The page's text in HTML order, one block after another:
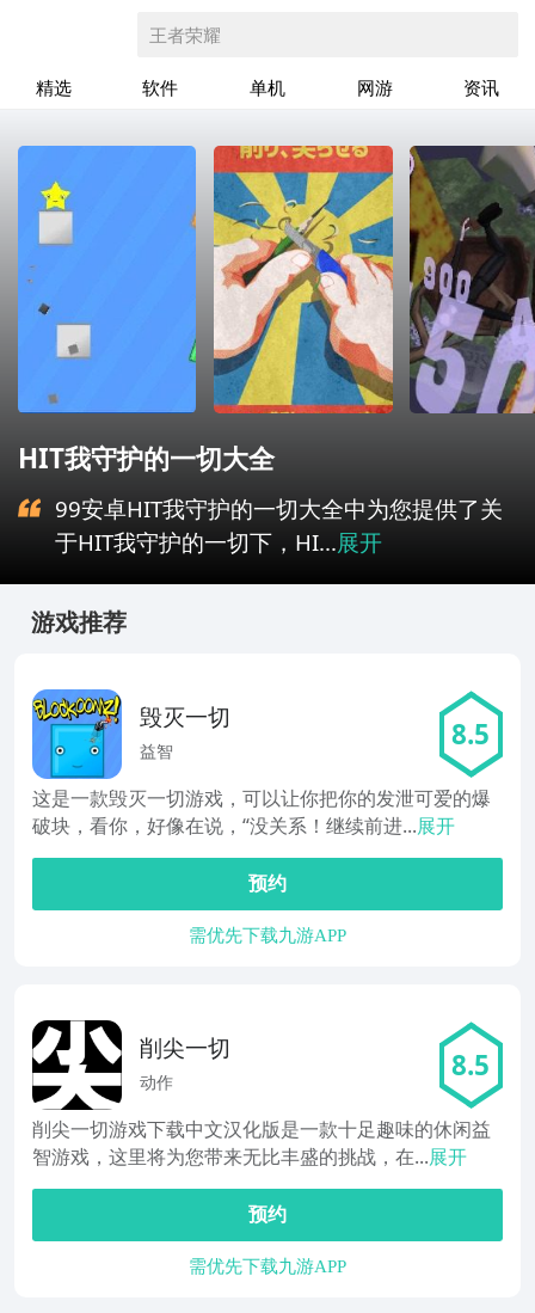
王者荣耀
精选 软件 单机 网游 资讯
HIT我守护的一切大全
99安卓HIT我守护的一切大全中为您提供了关
于HIT我守护的一切下，HI...展开
游戏推荐
毁灭一切
益智 8.5
这是一款毁灭一切游戏，可以让你把你的发泄可爱的爆
破块，看你，好像在说，“没关系！继续前进...展开
预约
需优先下载九游APP
削尖一切
动作 8.5
削尖一切游戏下载中文汉化版是一款十足趣味的休闲益
智游戏，这里将为您带来无比丰盛的挑战，在...展开
预约
需优先下载九游APP